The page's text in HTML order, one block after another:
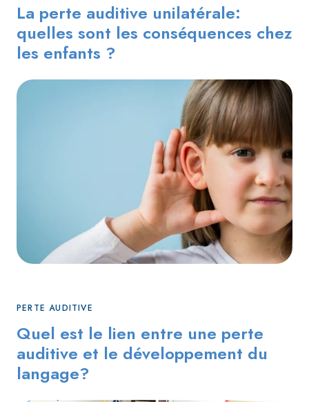
La perte auditive unilatérale:
quelles sont les conséquences chez
les enfants ?
PERTE AUDITIVE
Quel est le lien entre une perte
auditive et le développement du
langage?